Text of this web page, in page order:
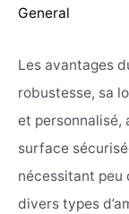
General
Les avantages
robustesse, sa
et personnalisé,
surface
nécessitant peu
divers types